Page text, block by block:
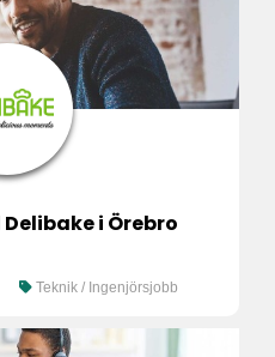
i Örebro
Teknik / Ingenjörsjobb